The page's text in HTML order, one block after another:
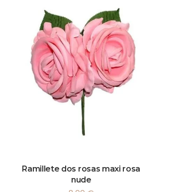
Ramillete dos rosas maxi rosa
nude